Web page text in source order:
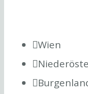
Wien